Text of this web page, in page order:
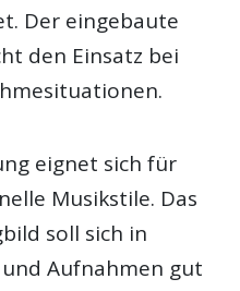
Der eingebaute
den Einsatz bei
eignet sich für
Musikstile. Das
soll sich in
Aufnahmen gut